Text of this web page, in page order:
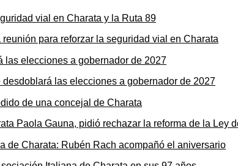
para reforzar la seguridad vial en Charata
las elecciones a gobernador de 2027
Paola Gauna, pidió rechazar la reforma de la Ley